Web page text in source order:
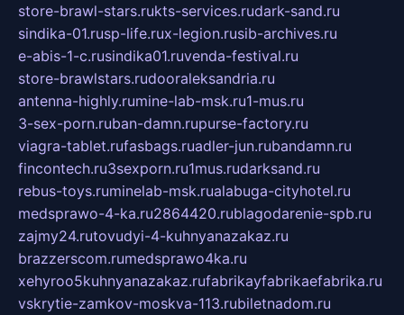
store-brawl-stars.rukts-services.rudark-sand.ru
sindika-01.rusp-life.rux-legion.rusib-archives.ru
e-abis-1-c.rusindika01.ruvenda-festival.ru
store-brawlstars.rudooraleksandria.ru
antenna-highly.rumine-lab-msk.ru1-mus.ru
3-sex-porn.ruban-damn.rupurse-factory.ru
viagra-tablet.rufasbags.ruadler-jun.rubandamn.ru
fincontech.ru3sexporn.ru1mus.rudarksand.ru
rebus-toys.ruminelab-msk.rualabuga-cityhotel.ru
medsprawo-4-ka.ru2864420.rublagodarenie-spb.ru
zajmy24.rutovudyi-4-kuhnyanazakaz.ru
brazzerscom.rumedsprawo4ka.ru
xehyroo5kuhnyanazakaz.rufabrikayfabrikaefabrika.ru
vskrytie-zamkov-moskva-113.rubiletnadom.ru